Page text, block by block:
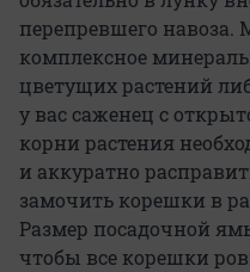
перепревшего навоза.
комплексное
цветущих растений
у вас саженец с
корни растения
и аккуратно
замочить корешки в
Размер посадочной
чтобы все корешки